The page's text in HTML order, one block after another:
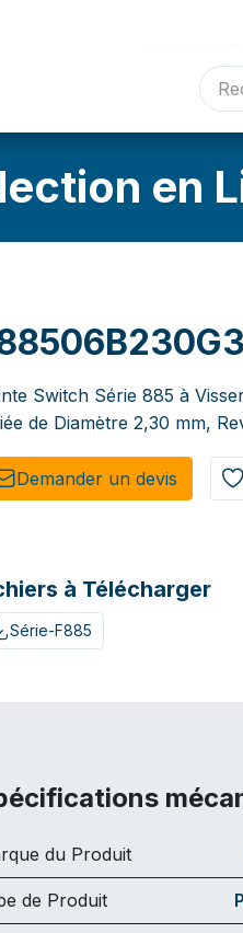
Sélection en ligne
en
Switch Série 885 à
de Diamètre 2,30 mm,
Demander un de​​vis​​
à Télécharger
Série-F885
du Produit
de Produit